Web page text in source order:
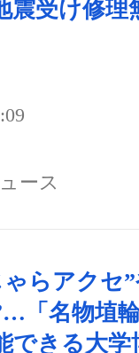
震受け修理
ース
らアクセ
「名物埴
できる大学